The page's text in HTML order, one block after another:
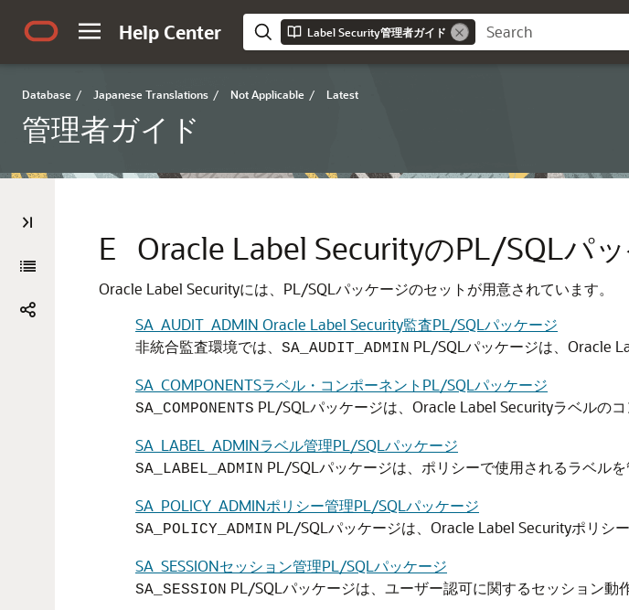
Help Center Label Security管理者ガイド
Database / Japanese Translations / Not Applicable / Latest
管理者ガイド
E Oracle Label SecurityのPL/SQLパ
Oracle Label Securityには、PL/SQLパッケージのセットが用意されています。
SA_AUDIT_ADMIN Oracle Label Security監査PL/SQLパッケージ
非統合監査環境では、 SA_AUDIT_ADMIN PL/SQLパッケージは、Oracle
SA_COMPONENTSラベル・コンポーネントPL/SQLパッケージ
SA_COMPONENTS PL/SQLパッケージは、Oracle Label Securityラベルのコ
SA_LABEL_ADMINラベル管理PL/SQLパッケージ
SA_LABEL_ADMIN PL/SQLパッケージは、ポリシーで使用されるラベル
SA_POLICY_ADMINポリシー管理PL/SQLパッケージ
SA_POLICY_ADMIN PL/SQLパッケージは、Oracle Label Securityポリシー
SA_SESSIONセッション管理PL/SQLパッケージ
SA_SESSION PL/SQLパッケージは、ユーザー認可に関するセッション動